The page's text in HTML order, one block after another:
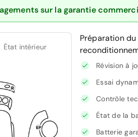
sur la garantie
État intérieur
Préparation
Révision à
Essai
Contrôle
État de la
Batterie